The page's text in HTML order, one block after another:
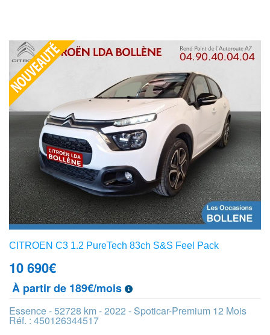
CITROEN C3 1.2 PureTech 83ch S&S Feel Pack
10 690€
À partir de 189€/mois
Essence - 52728 km - 2022 - Spoticar-Premium 12 Mois
Réf. : 450126344517